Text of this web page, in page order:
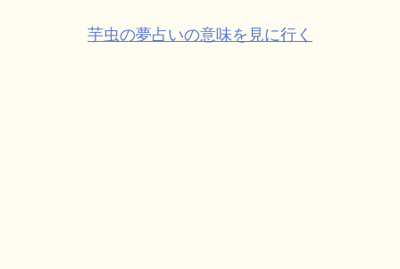
芋虫の夢占いの意味を見に行く